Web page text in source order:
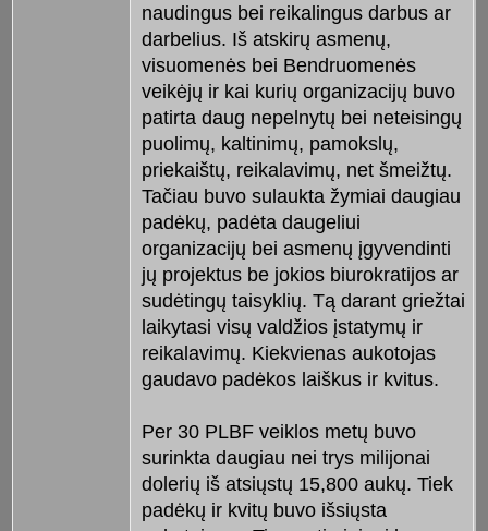
naudingus bei reikalingus darbus ar
darbelius. Iš atskirų asmenų,
visuomenės bei Bendruomenės
veikėjų ir kai kurių organizacijų buvo
patirta daug nepelnytų bei neteisingų
puolimų, kaltinimų, pamokslų,
priekaištų, reikalavimų, net šmeižtų.
Tačiau buvo sulaukta žymiai daugiau
padėkų, padėta daugeliui
organizacijų bei asmenų įgyvendinti
jų projektus be jokios biurokratijos ar
sudėtingų taisyklių. Tą darant griežtai
laikytasi visų valdžios įstatymų ir
reikalavimų. Kiekvienas aukotojas
gaudavo padėkos laiškus ir kvitus.
Per 30 PLBF veiklos metų buvo
surinkta daugiau nei trys milijonai
dolerių iš atsiųstų 15,800 aukų. Tiek
padėkų ir kvitų buvo išsiųsta